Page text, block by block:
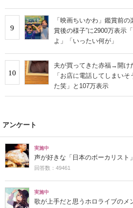
9
「映画ちいかわ」鑑賞前
賞後の様子”に2900万表示
よ」「いったい何が」
10
夫が買ってきた赤福→開
「お店に電話してしまい
た笑」と107万表示
アンケート
実施中
声が好きな「日本のボーカリスト
回答数：49461
実施中
歌が上手だと思うホロライブのメ